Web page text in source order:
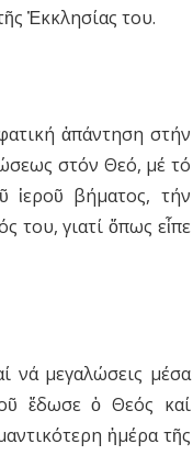
Ἐκκλησίας του.
ἀπάντηση στήν
στόν Θεό, μέ τό
ἱεροῦ βήματος, τήν
του, γιατί ὅπως εἶπε
νά μεγαλώσεις μέσα
ἔδωσε ὁ Θεός καί
ἡμέρα τῆς